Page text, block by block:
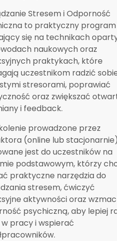
Stresem i Odporność
to praktyczny program
się na technikach
naukowych oraz
praktykach, które
uczestnikom radzić
stresorami, poprawiać
oraz zwiększać
i feedback.
prowadzone przez
(online lub stacjonarnie)
jest do uczestników na
podstawowym, którzy
praktyczne narzędzia do
stresem, ćwiczyć
aktywności oraz
psychiczną, aby lepiej
pracy i wspierać